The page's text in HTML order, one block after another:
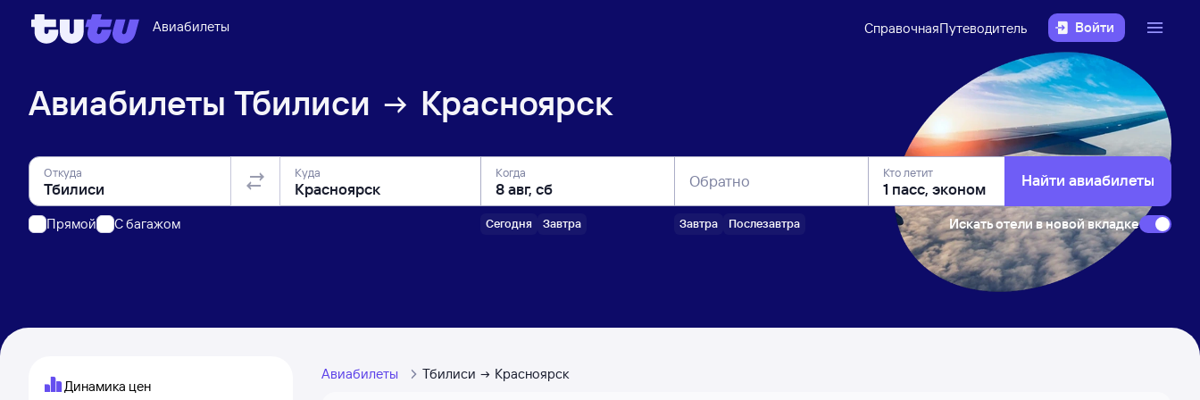
Авиабилеты СправочнаяПутеводитель Войти
Авиабилеты Тбилиси Красноярск
Откуда
Прямой C багажом
Куда Когда
Сегодня Завтра
Обратно
Завтра Послезавтра
Кто летит Найти авиабилеты
Искать отели в новой вкладке
Динамика цен
Авиабилеты Тбилиси Красноярск